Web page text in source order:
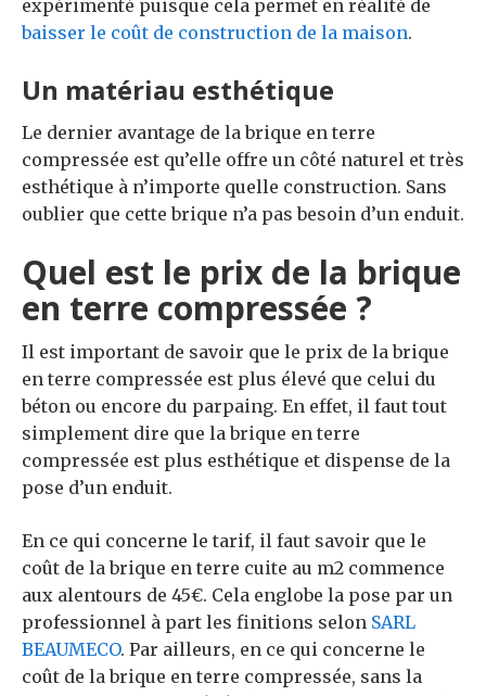
expérimenté puisque cela permet en réalité de
baisser le coût de construction de la maison.
Un matériau esthétique
Le dernier avantage de la brique en terre
compressée est qu’elle offre un côté naturel et très
esthétique à n’importe quelle construction. Sans
oublier que cette brique n’a pas besoin d’un enduit.
Quel est le prix de la brique
en terre compressée ?
Il est important de savoir que le prix de la brique
en terre compressée est plus élevé que celui du
béton ou encore du parpaing. En effet, il faut tout
simplement dire que la brique en terre
compressée est plus esthétique et dispense de la
pose d’un enduit.
En ce qui concerne le tarif, il faut savoir que le
coût de la brique en terre cuite au m2 commence
aux alentours de 45€. Cela englobe la pose par un
professionnel à part les finitions selon SARL
BEAUMECO. Par ailleurs, en ce qui concerne le
coût de la brique en terre compressée, sans la